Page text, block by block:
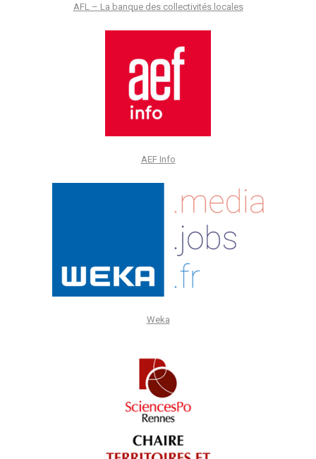
AFL – La banque des collectivités locales
AEF Info
Weka